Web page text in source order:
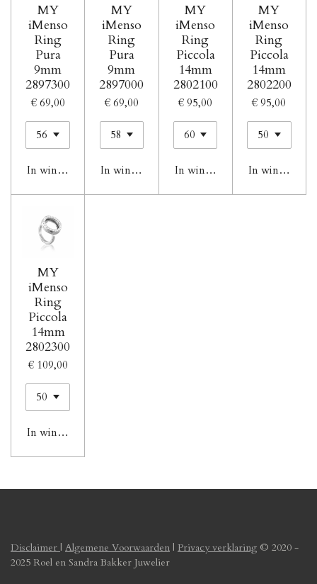
MY
iMenso
Ring
Pura
9mm
2897300
€ 69,00
In winkelwagen
MY
iMenso
Ring
Pura
9mm
2897000
€ 69,00
In winkelwagen
MY
iMenso
Ring
Piccola
14mm
2802100
€ 95,00
In winkelwagen
MY
iMenso
Ring
Piccola
14mm
2802200
€ 95,00
In
MY
iMenso
Ring
Piccola
14mm
2802300
€ 109,00
In winkelwagen
Disclaimer | Algemene Voorwaarden | Privacy verklaring © 2020 -
2025 Roel en Sandra Bakker Juwelier